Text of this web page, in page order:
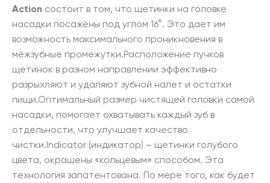
Action состоит в том, что щетинки на головке
насадки посажены под углом 16°. Это дает им
возможность максимального проникновения в
межзубные промежутки.Расположение пучков
щетинок в разном направлении эффективно
разрыхляют и удаляют зубной налет и остатки
пищи.Оптимальный размер чистящей головки самой
насадки, помогает охватывать каждый зуб в
отдельности, что улучшает качество
чистки.Indicator (индикатор) – щетинки голубого
цвета, окрашены «кольцевым» способом. Эта
технология запатентована. По мере того, как будет